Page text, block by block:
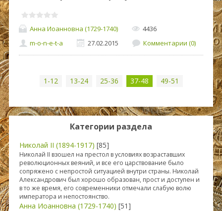
Анна Иоанновна (1729-1740)
4436
m-o-n-e-t-a
27.02.2015 Комментарии (0)
1-12 13-24 25-36 37-48 49-51
Категории раздела
Николай II (1894-1917) [85]
Николай II взошел на престол в условиях возраставших
революционных веяний, и все его царствование было
сопряжено с непростой ситуацией внутри страны. Николай
Александрович был хорошо образован, прост и доступен и
в то же время, его современники отмечали слабую волю
императора и непостоянство.
Анна Иоанновна (1729-1740) [51]